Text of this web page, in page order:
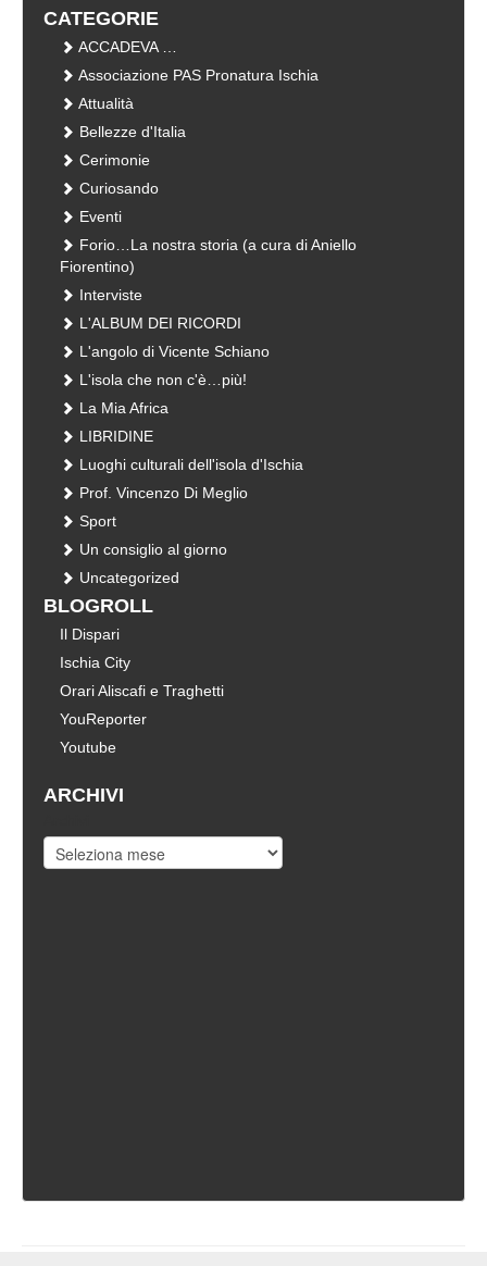
CATEGORIE
ACCADEVA …
Associazione PAS Pronatura Ischia
Attualità
Bellezze d'Italia
Cerimonie
Curiosando
Eventi
Forio…La nostra storia (a cura di Aniello
Fiorentino)
Interviste
L'ALBUM DEI RICORDI
L'angolo di Vicente Schiano
L'isola che non c'è…più!
La Mia Africa
LIBRIDINE
Luoghi culturali dell'isola d'Ischia
Prof. Vincenzo Di Meglio
Sport
Un consiglio al giorno
Uncategorized
BLOGROLL
Il Dispari
Ischia City
Orari Aliscafi e Traghetti
YouReporter
Youtube
ARCHIVI